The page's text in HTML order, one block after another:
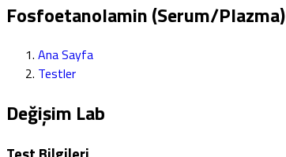
Fosfoetanolamin (Serum/Plazma)
Ana Sayfa
Testler
Değişim Lab